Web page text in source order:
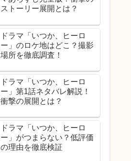
ストーリー展開とは？
ドラマ「いつか、ヒーロ
ー」のロケ地はどこ？撮影
場所を徹底調査！
ドラマ「いつか、ヒーロ
ー」第1話ネタバレ解説！
衝撃の展開とは？
ドラマ「いつか、ヒーロ
ー」がつまらない？低評価
の理由を徹底検証